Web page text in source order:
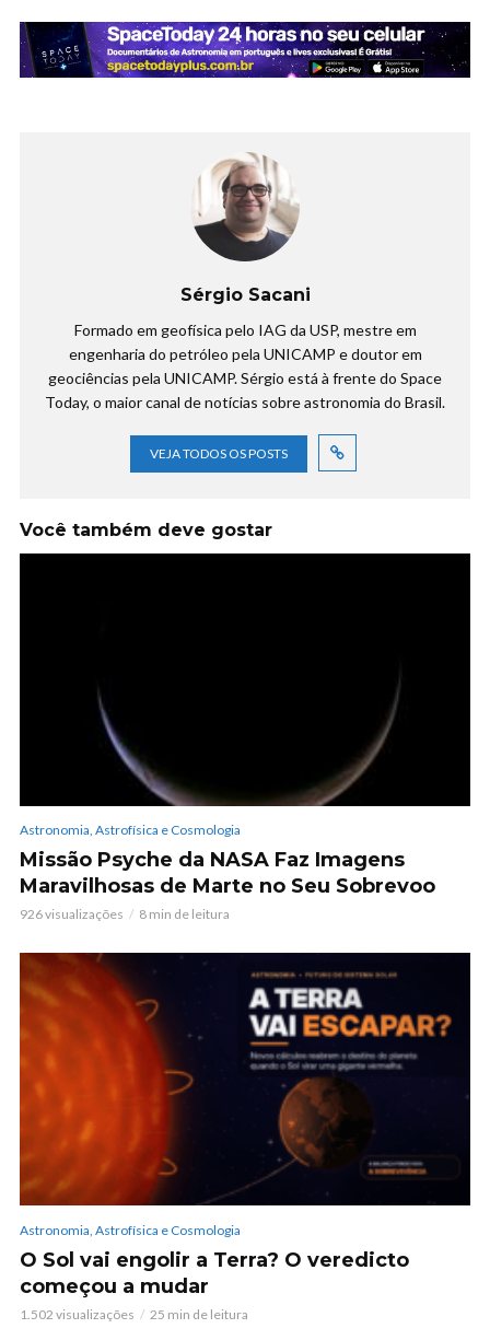
Sérgio Sacani
Formado em geofísica pelo IAG da USP, mestre em
engenharia do petróleo pela UNICAMP e doutor em
geociências pela UNICAMP. Sérgio está à frente do Space
Today, o maior canal de notícias sobre astronomia do Brasil.
VEJA TODOS OS POSTS
Você também deve gostar
Astronomia, Astrofísica e Cosmologia
Missão Psyche da NASA Faz Imagens
Maravilhosas de Marte no Seu Sobrevoo
926 visualizações 8 min de leitura
Astronomia, Astrofísica e Cosmologia
O Sol vai engolir a Terra? O veredicto
começou a mudar
1.502 visualizações 25 min de leitura